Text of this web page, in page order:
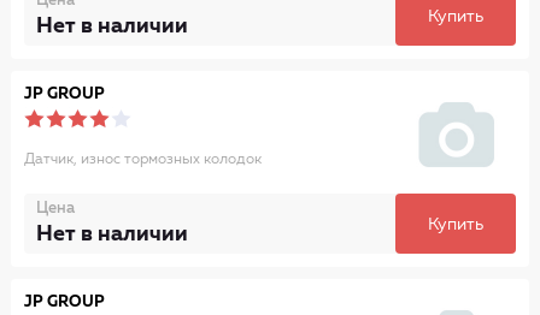
Нет в наличии Купить
JP GROUP
Датчик, износ тормозных колодок
Цена
Нет в наличии Купить
JP GROUP